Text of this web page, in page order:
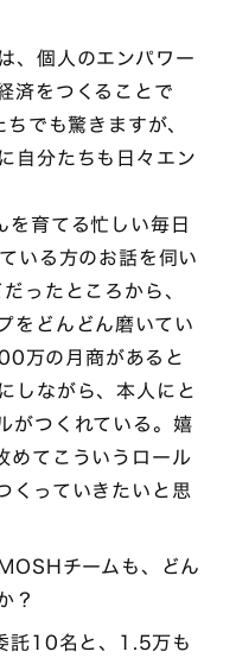
、個人のエンパワー
済をつくることで
でも驚きますが、
自分たちも日々エン
育てる忙しい毎日
いる方のお話を伺い
ったところから、
をどんどん磨いてい
万の月商があると
しながら、本人にと
がつくれている。嬉
めてこういうロール
くっていきたいと思
チームも、どん
？
託10名と、1.5万も